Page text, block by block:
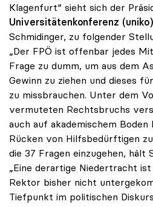
Klagenfurt“ sieht sich der
Universitätenkonferenz (uniko)
Schmidinger, zu folgender
„Der FPÖ ist offenbar jedes
Frage zu dumm, um aus dem
Gewinn zu ziehen und dieses
zu missbrauchen. Unter dem
vermuteten Rechtsbruchs
auch auf akademischem Boden
Rücken von Hilfsbedürftigen
die 37 Fragen einzugehen, hält
„Eine derartige Niedertracht
Rektor bisher nicht
Tiefpunkt im politischen